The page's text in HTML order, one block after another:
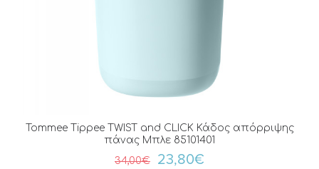
Tommee Tippee TWIST and CLICK Κάδος απόρριψης
πάνας Μπλε 85101401
34,00€
23,80€